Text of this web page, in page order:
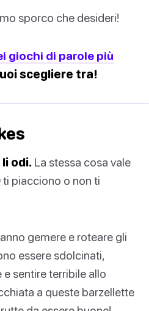
sporco che desideri!
giochi di parole più
scegliere tra!
odi. La stessa cosa vale
ti piacciono o non ti
gemere e roteare gli
essere sdolcinati,
sentire terribile allo
a queste barzellette